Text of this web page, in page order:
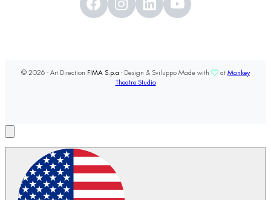
© 2026 - Art Direction FIMA S.p.a - Design & Sviluppo Made with at Monkey
Theatre Studio